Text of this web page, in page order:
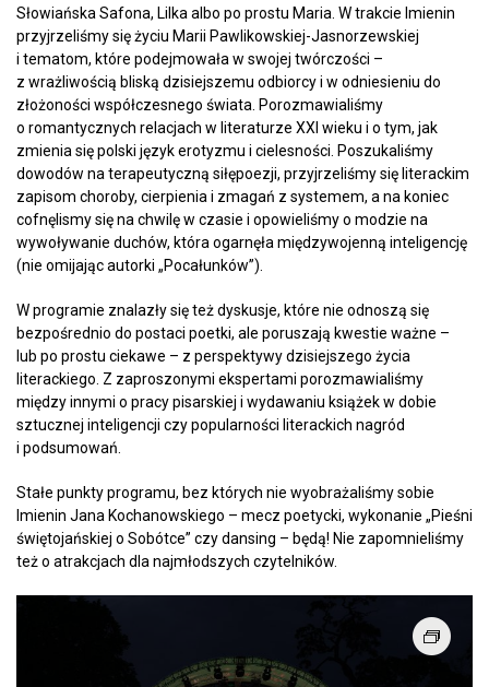
Słowiańska Safona, Lilka albo po prostu Maria. W trakcie Imienin
przyjrzeliśmy się życiu Marii Pawlikowskiej-Jasnorzewskiej
i tematom, które podejmowała w swojej twórczości –
z wrażliwością bliską dzisiejszemu odbiorcy i w odniesieniu do
złożoności współczesnego świata. Porozmawialiśmy
o romantycznych relacjach w literaturze XXI wieku i o tym, jak
zmienia się polski język erotyzmu i cielesności. Poszukaliśmy
dowodów na terapeutyczną siłępoezji, przyjrzeliśmy się literackim
zapisom choroby, cierpienia i zmagań z systemem, a na koniec
cofnęlismy się na chwilę w czasie i opowieliśmy o modzie na
wywoływanie duchów, która ogarnęła międzywojenną inteligencję
(nie omijając autorki „Pocałunków”).
W programie znalazły się też dyskusje, które nie odnoszą się
bezpośrednio do postaci poetki, ale poruszają kwestie ważne –
lub po prostu ciekawe – z perspektywy dzisiejszego życia
literackiego. Z zaproszonymi ekspertami porozmawialiśmy
między innymi o pracy pisarskiej i wydawaniu książek w dobie
sztucznej inteligencji czy popularności literackich nagród
i podsumowań.
Stałe punkty programu, bez których nie wyobrażaliśmy sobie
Imienin Jana Kochanowskiego – mecz poetycki, wykonanie „Pieśni
świętojańskiej o Sobótce” czy dansing – będą! Nie zapomnieliśmy
też o atrakcjach dla najmłodszych czytelników.